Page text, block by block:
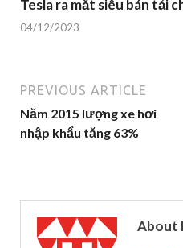
Tesla ra mắt siêu bán tải
04/12/2023
PREVIOUS ARTICLE
Năm 2015 lượng xe hơi
nhập khẩu tăng 63%
About